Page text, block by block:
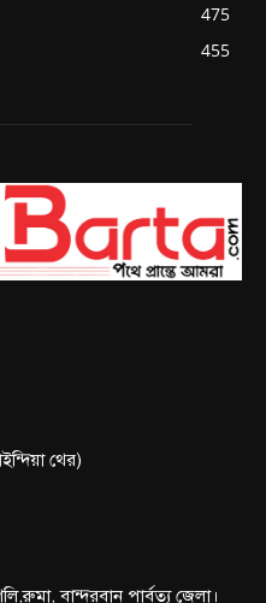
475
455
থের)
বান্দরবান পার্বত্য জেলা।